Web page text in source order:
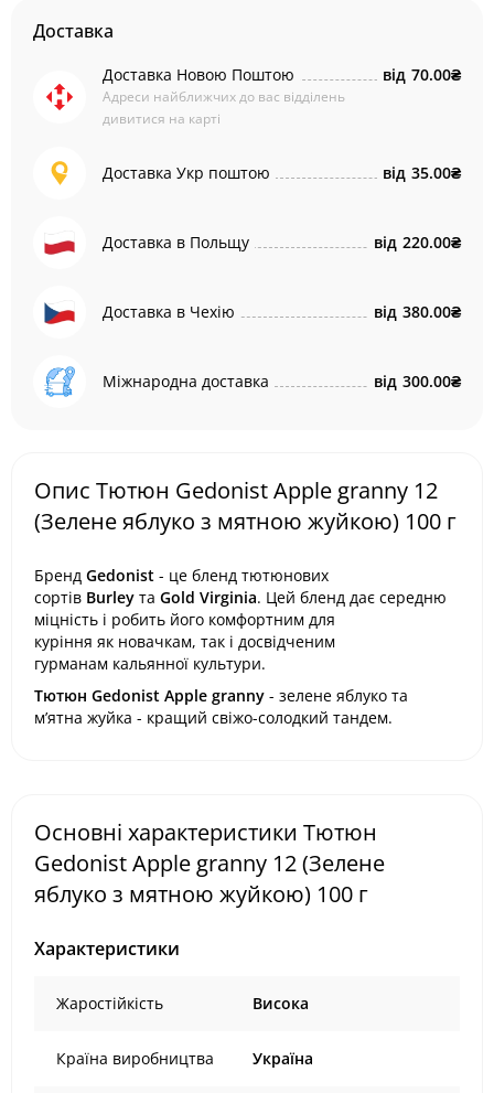
Доставка
Доставка Новою Поштою
Адреси найближчих до вас відділень
дивитися на карті
від 70.00₴
Доставка Укр поштою від 35.00₴
Доставка в Польщу від 220.00₴
Доставка в Чехію від 380.00₴
Міжнародна доставка від 300.00₴
Опис Тютюн Gedonist Apple granny 12
(Зелене яблуко з мятною жуйкою) 100 г
Бренд Gedonist - це бленд тютюнових
сортів Burley та Gold Virginia. Цей бленд дає середню
міцність і робить його комфортним для
куріння як новачкам, так і досвідченим
гурманам кальянної культури.
Тютюн Gedonist Apple granny - зелене яблуко та
м’ятна жуйка - кращий свіжо-солодкий тандем.
Основні характеристики Тютюн
Gedonist Apple granny 12 (Зелене
яблуко з мятною жуйкою) 100 г
Характеристики
Жаростійкість Висока
Країна виробництва Україна